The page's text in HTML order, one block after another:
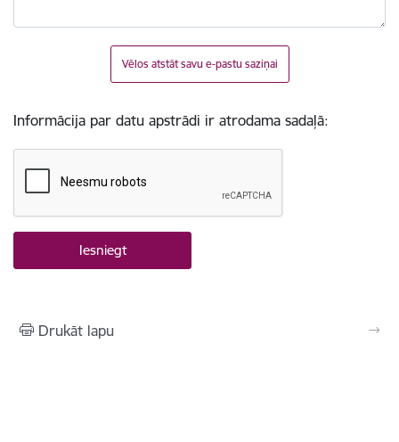
Vēlos atstāt savu e-pastu saziņai
Informācija par datu apstrādi ir atrodama sadaļā:
Drukāt lapu